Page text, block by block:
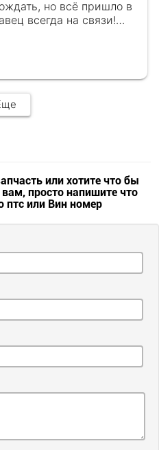
но всё пришло в
всегда на связи!
или хотите что бы
просто напишите что
птс или Вин номер